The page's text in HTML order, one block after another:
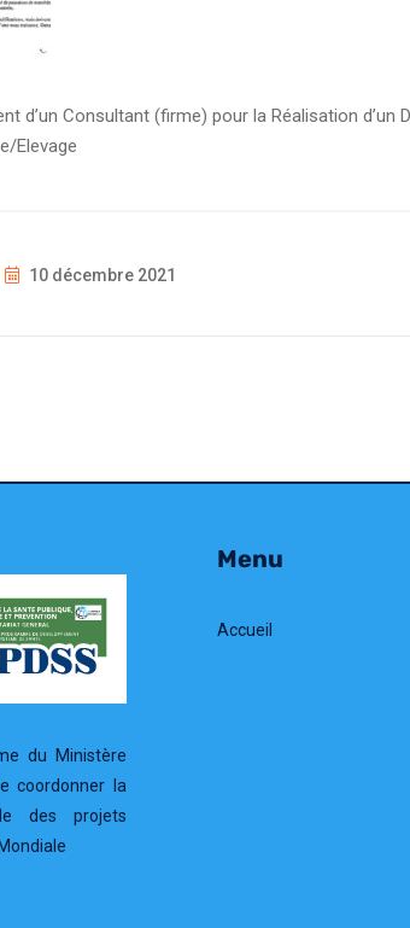
d’un Consultant (firme) pour la Réalisation
Elevage
10 décembre 2021
du Ministère
coordonner la
des projets
Menu
Accueil